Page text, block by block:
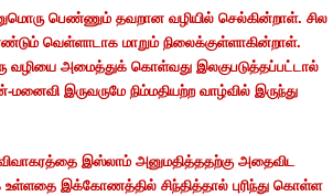
பெண்ணும் தவறான வழியில் செல்கின்றாள். சில
வெள்ளாடாக மாறும் நிலைக்குள்ளாகின்றாள்.
வழியை அமைத்துக் கொள்வது இலகுபடுத்தப்பட்டால்
இருவருமே நிம்மதியற்ற வாழ்வில் இருந்து
விவாகரத்தை இஸ்லாம் அனுமதித்ததற்கு அதைவிட
இக்கோணத்தில் சிந்தித்தால் புரிந்து கொள்ள